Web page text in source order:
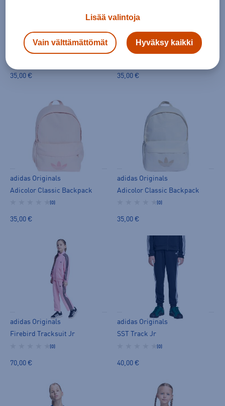
adidas Originals
Adicolor Classic Backpack
35,00 €
adidas Originals
Adicolor Classic Backpack
35,00 €
adidas Originals
Adicolor Classic Backpack
(0)
35,00 €
adidas Originals
Adicolor Classic Backpack
(0)
35,00 €
adidas Originals
Firebird Tracksuit Jr
(0)
70,00 €
adidas Originals
SST Track Jr
(0)
40,00 €
Lisää valintoja
Vain välttämättömät Hyväksy kaikki